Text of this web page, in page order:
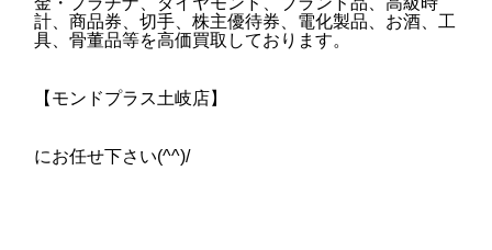
計、商品券、切手、株主優待券、電化製品、お酒、工
具、骨董品等を高価買取しております。
【モンドプラス土岐店】
にお任せ下さい(^^)/